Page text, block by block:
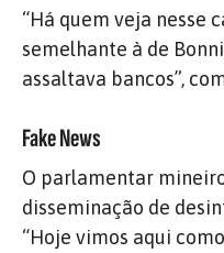
“Há quem veja nesse
semelhante à de
assaltava bancos”,
Fake News
O parlamentar
disseminação de
“Hoje vimos aqui